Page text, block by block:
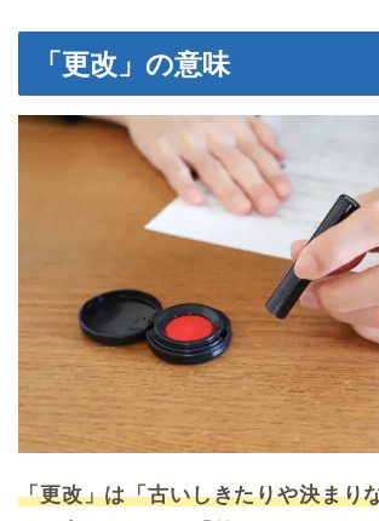
「更改」の意味
「更改」は「古いしきたりや決まり